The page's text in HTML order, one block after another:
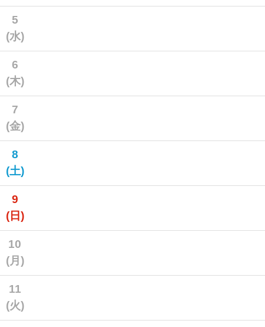
5
(水)
6
(木)
7
(金)
8
(土)
9
(日)
10
(月)
11
(火)